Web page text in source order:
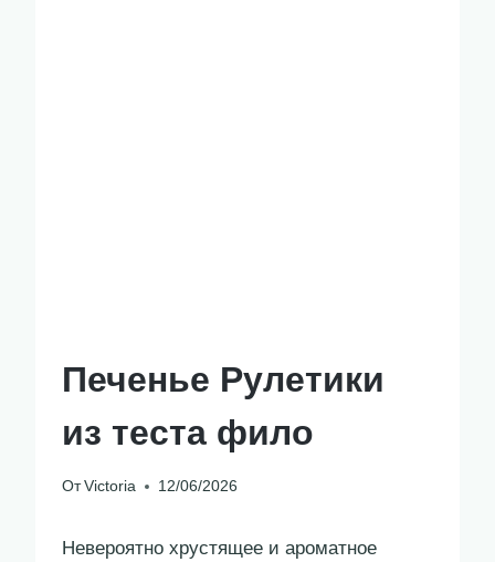
Печенье Рулетики
из теста фило
От Victoria 12/06/2026
Невероятно хрустящее и ароматное